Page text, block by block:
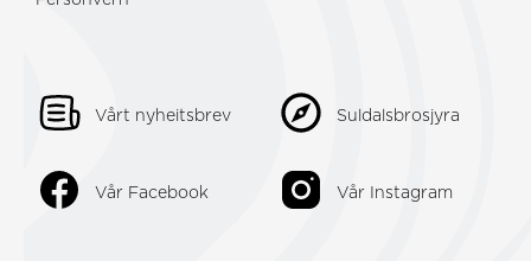
Vårt nyheitsbrev Suldalsbrosjyra
Vår Facebook Vår Instagram